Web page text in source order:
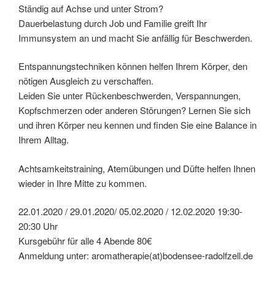
Ständig auf Achse und unter Strom?
Dauerbelastung durch Job und Familie greift Ihr
Immunsystem an und macht Sie anfällig für Beschwerden.
Entspannungstechniken können helfen Ihrem Körper, den
nötigen Ausgleich zu verschaffen.
Leiden Sie unter Rückenbeschwerden, Verspannungen,
Kopfschmerzen oder anderen Störungen? Lernen Sie sich
und ihren Körper neu kennen und finden Sie eine Balance in
Ihrem Alltag.
Achtsamkeitstraining, Atemübungen und Düfte helfen Ihnen
wieder in Ihre Mitte zu kommen.
22.01.2020 / 29.01.2020/ 05.02.2020 / 12.02.2020 19:30-
20:30 Uhr
Kursgebühr für alle 4 Abende 80€
Anmeldung unter: aromatherapie(at)bodensee-radolfzell.de